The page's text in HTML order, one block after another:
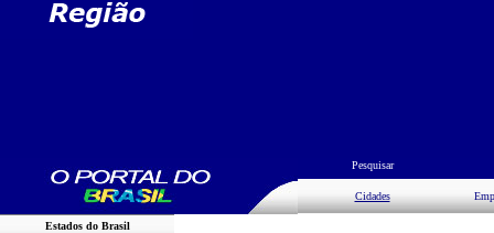
Pesquisar
Cidades
Estados do Brasil